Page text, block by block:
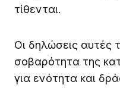
τίθενται.
Οι δηλώσεις αυτές
σοβαρότητα της
για ενότητα και